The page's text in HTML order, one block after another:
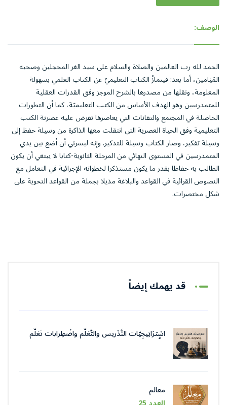
الوصف:
الحمد لله رب العالمين والصلاة والسلام على سيد الغر المحجلين وصحبه
المَيَامين، أما بعد: فينمازُ الكتاب التعليميُ عن الكتاب العلمي بسهولة
المعلومة، ونقلها من مصدرها بالشرح الموجز وفق القدرات العقلية
للمتمدرسين وهو الهدف الأساس من الكتب التعليميّة، كما أن التطورات
الحاصلة في المجتمع والتقانات التي يعاصرها تفرض عليه عصرنة الكتب
التعليمية وفق الحياة العصرية التي انتقلت معها الذاكرة من وسيلة حفظ إلى
وسيلة تفكير، وصار الكتاب وسيلة للتذكير. وإنه ليسرني أن أضع بين يدي
المتمدرسين في المستوى النهائي من المرحلة الثانوية-كتابا لا يبتغي أن يكون
الطالب به حفاظا بقدر ما يكون مستذكرا لخطواته الإجرائية في التعامل مع
النصوص القرائية في القواعد والبلاغة مذيلا بجملة من القواعد النحوية على
شكل مختصرات.
قد يهمك إيضاً
اسْترَاتِيجِيّات التَّدْريس والتَّعَلُّم واضْطِرابات تَعَلُّم
معالم